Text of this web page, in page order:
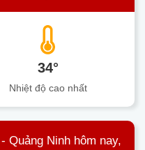
34°
Nhiệt độ cao nhất
Quảng Ninh hôm nay,